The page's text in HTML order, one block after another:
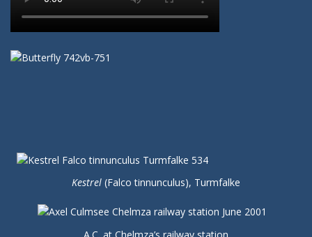
Kestrel (Falco tinnunculus), Turmfalke
A.C. at Chelmza’s railway station